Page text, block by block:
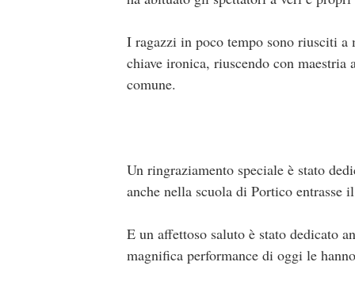
I ragazzi in poco tempo sono riusciti a
chiave ironica, riuscendo con maestria
comune.
Un ringraziamento speciale è stato
anche nella scuola di Portico entrasse
E un affettoso saluto è stato dedicato
magnifica performance di oggi le